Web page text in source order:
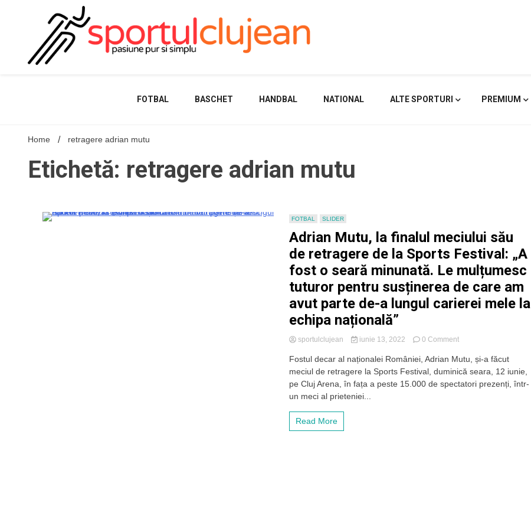
FOTBAL BASCHET HANDBAL NATIONAL ALTE SPORTURI PREMIUM
Home retragere adrian mutu
Etichetă: retragere adrian mutu
FOTBAL SLIDER
Adrian Mutu, la finalul meciului său
de retragere de la Sports Festival: „A
fost o seară minunată. Le mulțumesc
tuturor pentru susținerea de care am
avut parte de-a lungul carierei mele la
echipa națională”
sportulclujean iunie 13, 2022 0 Commenton
Mutu,
la
finalul
Fostul decar al naționalei României, Adrian Mutu, și-a făcut
meciul de retragere la Sports Festival, duminică seara, 12 iunie,
pe Cluj Arena, în fața a peste 15.000 de spectatori prezenți, într-
un meci al prieteniei...
Read More